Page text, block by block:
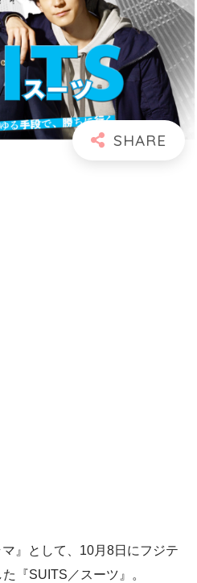
』として、10月8日にフジテ
『SUITS／スーツ』。